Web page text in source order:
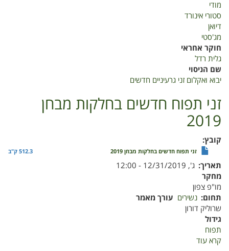
מודי
סטורי אינורד
דיואן
מג'סטי
חוקר אחראי
גלית רדל
שם הניסוי
יבוא ואקלום זני גרעיניים חדשים
זני תפוח חדשים בחלקות מבחן
2019
קובץ
זני תפוח חדשים בחלקות מבחן 2019 512.3 ק"ב
תאריך ג', 12/31/2019 - 12:00
מחקר
מו"פ צפון
תחום נשירים עורך מאמר
שרוליק דורון
גידול
תפוח
קרא עוד